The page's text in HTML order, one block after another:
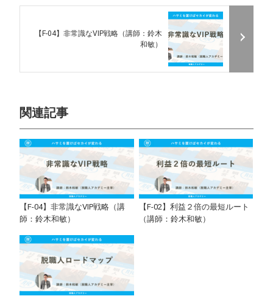
【F-04】非常識なVIP戦略（講師：鈴木
和敏）
関連記事
【F-04】非常識なVIP戦略（講
師：鈴木和敏）
【F-02】利益２倍の最短ルート
（講師：鈴木和敏）